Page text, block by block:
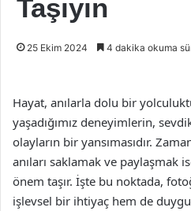
Taşıyın
25 Ekim 2024 4 dakika okuma
Hayat, anılarla dolu bir
yaşadığımız deneyimlerin,
olayların bir yansımasıdır.
anıları saklamak ve paylaşmak
önem taşır. İşte bu noktada,
işlevsel bir ihtiyaç hem de